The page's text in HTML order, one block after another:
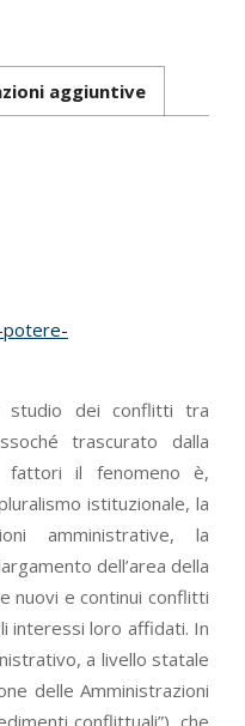
aggiuntive
potere-
studio dei conflitti tra
trascurato dalla
fattori il fenomeno è,
istituzionale, la
amministrative, la
dell’area della
nuovi e continui conflitti
interessi loro affidati. In
a livello statale
delle Amministrazioni
conflittuali”), che